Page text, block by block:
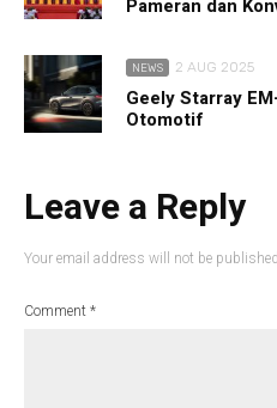
Pameran dan
NEWS 2 AUG 2025
Geely Starray
Otomotif
Leave a Reply
Your email address will not be
Comment *